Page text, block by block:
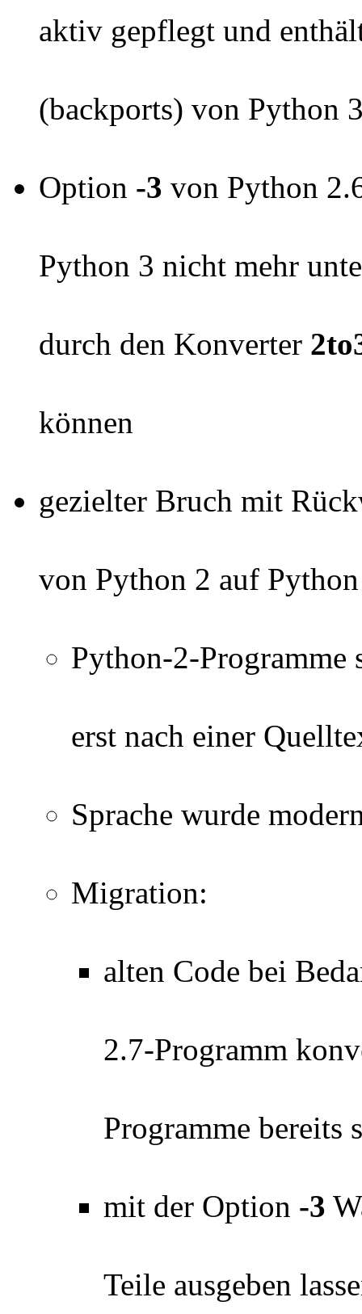
aktiv gepflegt und
(backports) von Python
Option -3 von Python
Python 3 nicht mehr
durch den Konverter
können
gezielter Bruch mit
von Python 2 auf
Python-2-Programme
erst nach einer
Sprache wurde
Migration:
alten Code bei
2.7-Programm
Programme bereits
mit der Option -3
Teile ausgeben